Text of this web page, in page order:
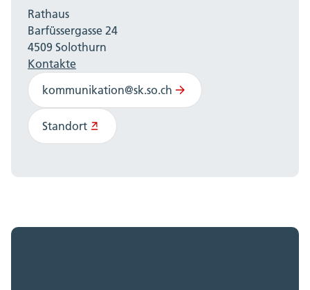
Rathaus
Barfüssergasse 24
4509 Solothurn
Kontakte
kommunikation@sk.so.ch
Standort